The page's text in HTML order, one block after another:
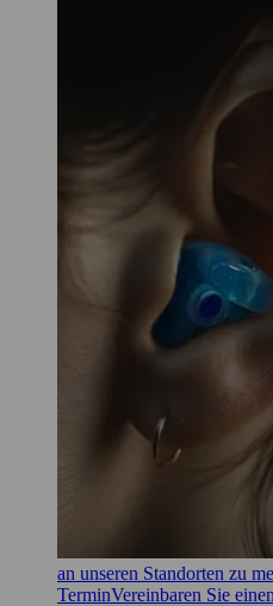
an unseren Standorten zu
TerminVereinbaren Sie